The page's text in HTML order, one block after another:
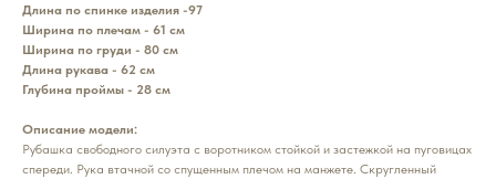
Длина по спинке изделия -97
Ширина по плечам - 61 см
Ширина по груди - 80 см
Длина рукава - 62 см
Глубина проймы - 28 см
Описание модели:
Рубашка свободного силуэта с воротником стойкой и застежкой на пуговицах
спереди. Рука втачной со спущенным плечом на манжете. Скругленный